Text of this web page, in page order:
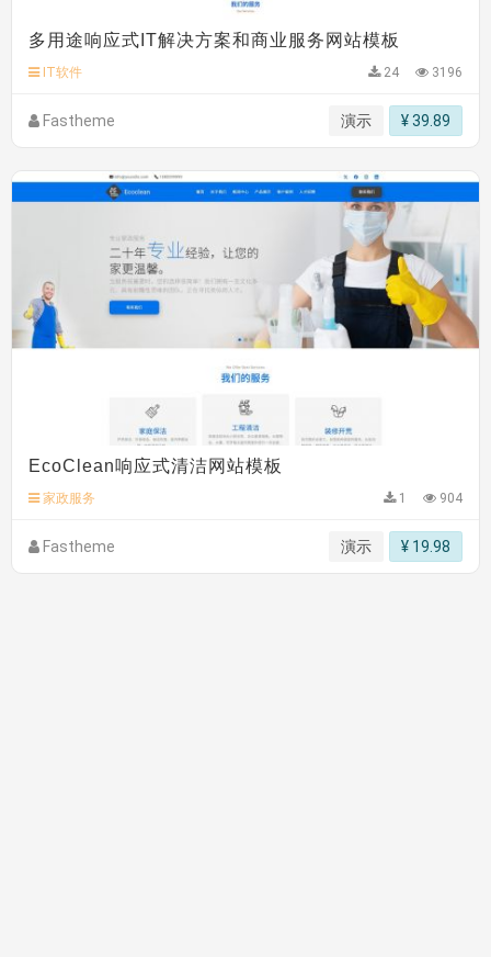
多用途响应式IT解决方案和商业服务网站模板
IT软件 24 3196
Fastheme 演示 ¥ 39.89
EcoClean响应式清洁网站模板
家政服务 1 904
Fastheme 演示 ¥ 19.98